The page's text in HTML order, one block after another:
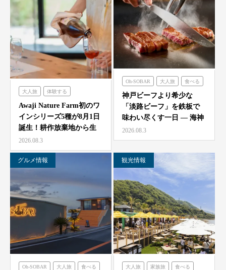
大人旅 体験する
農家レストラン「陽・燦燦」
Awaji Nature Farm初のワ
インシリーズ5種が8月1日
誕生！耕作放棄地から生
ま…
2026.08.3
Oh-SOBAR 大人旅 食べる
のじまスコーラ 海神人の食卓
神戸ビーフより希少な
「淡路ビーフ」を鉄板で
味わい尽くす一日 — 海神
人（アマン）の食卓
「桟…
2026.08.3
グルメ情報
Oh-SOBAR 大人旅 食べる
観光情報
大人旅 家族旅 食べる